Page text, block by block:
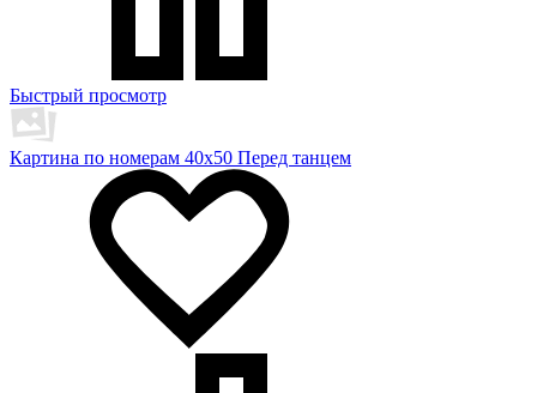
Быстрый просмотр
Картина по номерам 40х50 Перед танцем